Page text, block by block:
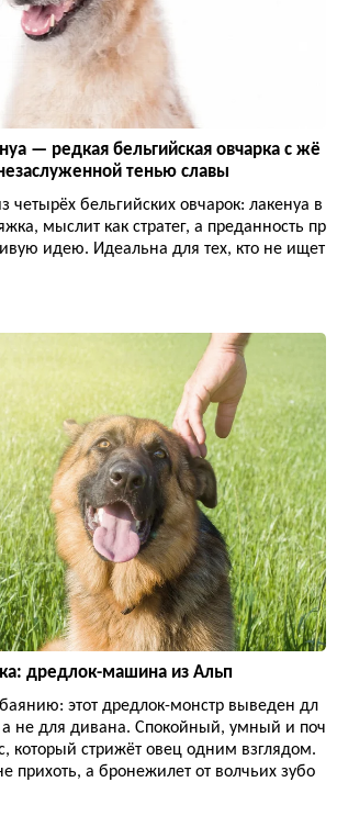
— редкая бельгийская овчарка с жё
тенью славы
четырёх бельгийских овчарок: лакенуа в
мыслит как стратег, а преданность пр
идею. Идеальна для тех, кто не ищет
дредлок-машина из Альп
этот дредлок-монстр выведен дл
не для дивана. Спокойный, умный и поч
который стрижёт овец одним взглядом.
прихоть, а бронежилет от волчьих зубо